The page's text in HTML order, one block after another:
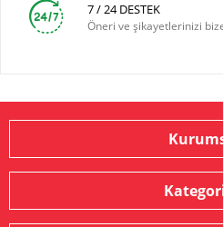
7 / 24 DESTEK
Öneri ve şikayetlerinizi